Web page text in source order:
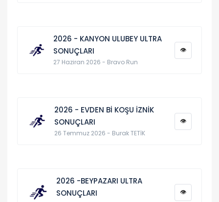
2026 - KANYON ULUBEY ULTRA
SONUÇLARI
27 Haziran 2026 - Bravo Run
👁
2026 - EVDEN Bİ KOŞU İZNİK
SONUÇLARI
26 Temmuz 2026 - Burak TETİK
👁
2026 -BEYPAZARI ULTRA
SONUÇLARI
👁